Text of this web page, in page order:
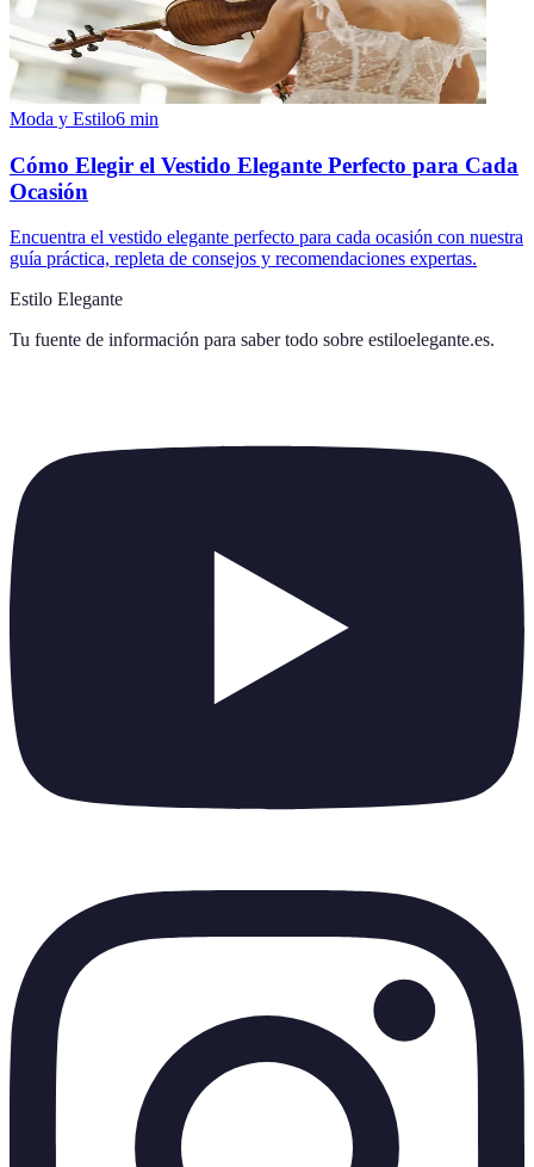
Moda y Estilo6 min
Cómo Elegir el Vestido Elegante Perfecto para Cada
Ocasión
Encuentra el vestido elegante perfecto para cada ocasión con nuestra
guía práctica, repleta de consejos y recomendaciones expertas.
Estilo Elegante
Tu fuente de información para saber todo sobre estiloelegante.es.